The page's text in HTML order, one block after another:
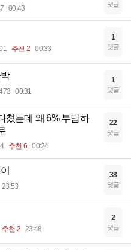
00:43 댓글
추천 2 00:33
1
댓글
00:31
1
댓글
쳤는데 왜 6% 부담하
추천 6 00:24
22
댓글
23:53
38
댓글
추천 2 23:48
2
댓글